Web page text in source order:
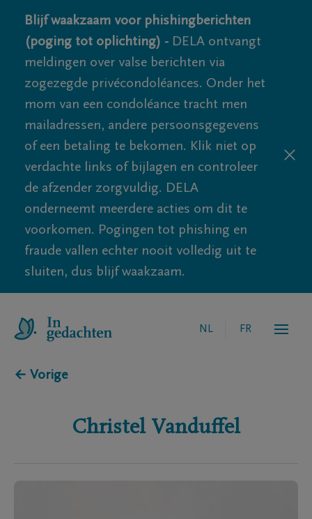
Blijf waakzaam voor phishingberichten
(poging tot oplichting) - DELA ontvangt
meldingen over valse berichten via
zogezegde privécondoléances. Onder het
mom van een condoléance tracht men
mailadressen, andere persoonsgegevens
of een betaling te bekomen. Klik niet op
verdachte links of bijlagen en controleer
de afzender zorgvuldig. DELA
onderneemt meerdere acties om dit te
voorkomen. Pogingen tot phishing en
fraude vallen echter nooit volledig uit te
sluiten, dus blijf waakzaam.
NL FR
← Vorige
Christel Vanduffel